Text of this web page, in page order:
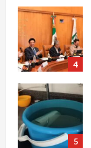
4
5